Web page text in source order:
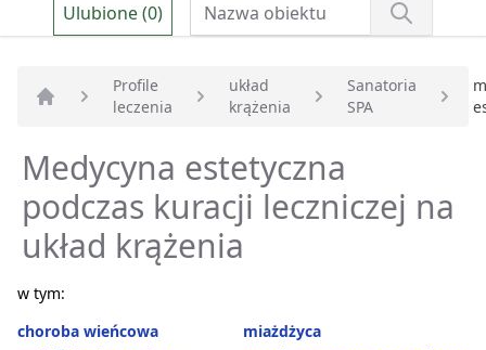
Ulubione (0)
Strona główna
Profile
leczenia
układ
krążenia
Sanatoria
SPA
Medycyna estetyczna
podczas kuracji leczniczej na
układ krążenia
w tym:
choroba wieńcowa
miażdżyca